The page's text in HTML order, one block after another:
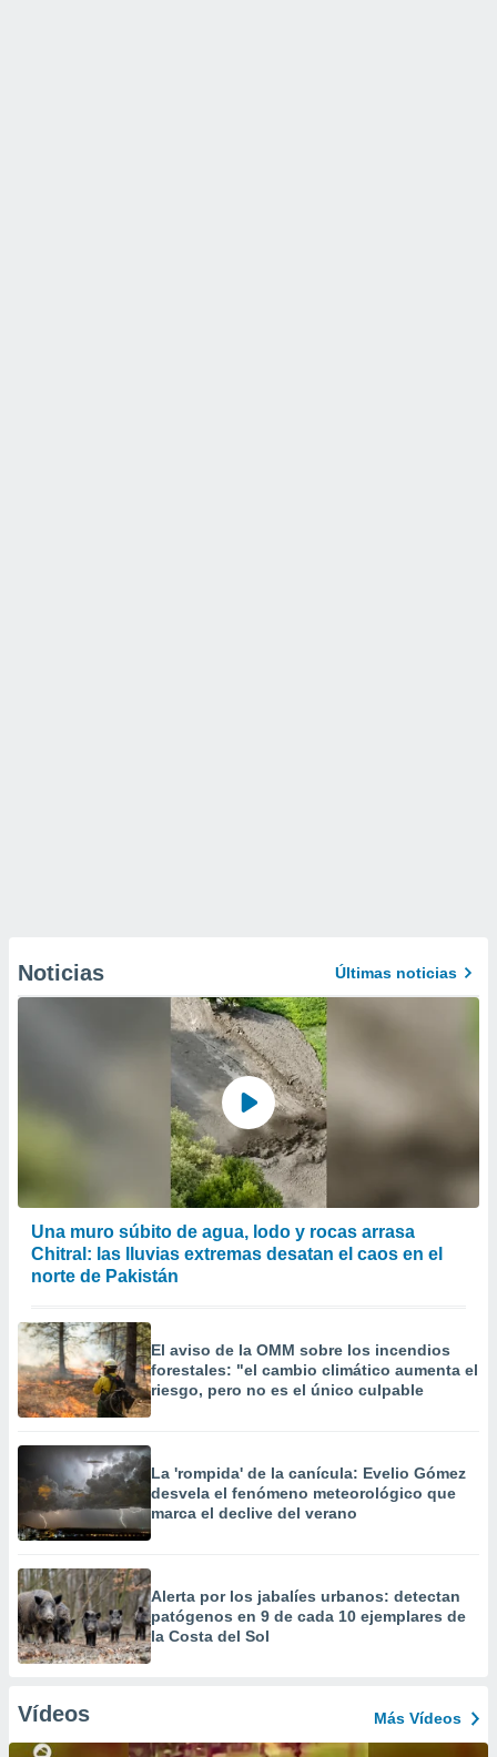
Noticias Últimas noticias
Una muro súbito de agua, lodo y rocas arrasa
Chitral: las lluvias extremas desatan el caos en el
norte de Pakistán
El aviso de la OMM sobre los incendios
forestales: "el cambio climático aumenta el
riesgo, pero no es el único culpable
La 'rompida' de la canícula: Evelio Gómez
desvela el fenómeno meteorológico que
marca el declive del verano
Alerta por los jabalíes urbanos: detectan
patógenos en 9 de cada 10 ejemplares de
la Costa del Sol
Vídeos Más Vídeos